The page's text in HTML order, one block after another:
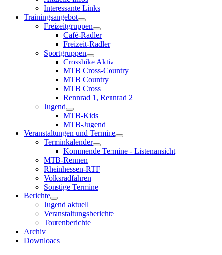
Interessante Links
Trainingsangebot
Freizeitgruppen
Café-Radler
Freizeit-Radler
Sportgruppen
Crossbike Aktiv
MTB Cross-Country
MTB Country
MTB Cross
Rennrad 1, Rennrad 2
Jugend
MTB-Kids
MTB-Jugend
Veranstaltungen und Termine
Terminkalender
Kommende Termine - Listenansicht
MTB-Rennen
Rheinhessen-RTF
Volksradfahren
Sonstige Termine
Berichte
Jugend aktuell
Veranstaltungsberichte
Tourenberichte
Archiv
Downloads